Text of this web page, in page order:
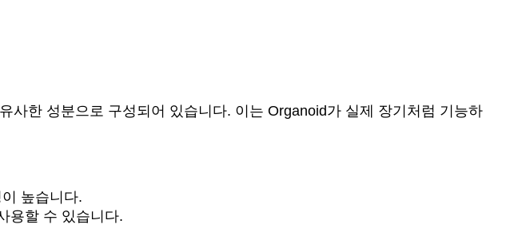
한 성분으로 구성되어 있습니다. 이는 Organoid가 실제 장기처럼 기능하
높습니다.
용할 수 있습니다.